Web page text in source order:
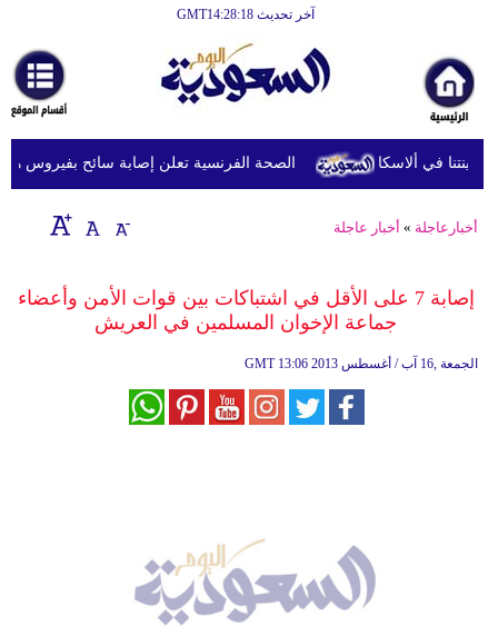
آخر تحديث GMT14:28:18
أخبارعاجلة
رياضة
ثقافة
إقتصاد
وموسيقى
الصحة الفرنسية تعلن إصابة سائح بفيروس هانتا
أخبارعاجلة » أخبار عاجلة
إصابة 7 على الأقل في اشتباكات بين قوات الأمن وأعضاء
جماعة الإخوان المسلمين في العريش
GMT 13:06 2013 الجمعة ,16 آب / أغسطس